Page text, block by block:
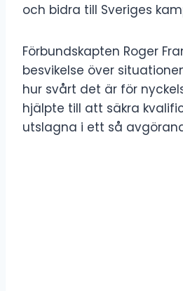
och bidra till Sveriges
Förbundskapten Roger
besvikelse över
hur svårt det är för
hjälpte till att säkra
utslagna i ett så